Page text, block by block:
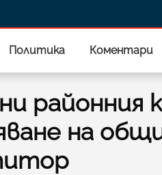
Политика Коментари
районния
на